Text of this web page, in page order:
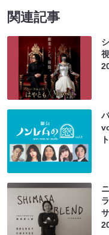
関連記事